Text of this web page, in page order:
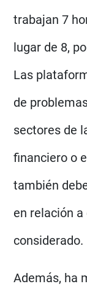
trabajan 7
lugar de 8,
Las
de
sectores de
financiero o
también
en relación a
considerado.
Además, ha